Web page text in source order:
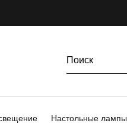
Настольные лампы